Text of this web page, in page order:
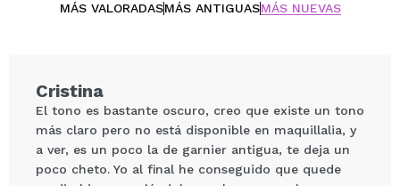
MÁS VALORADASMÁS ANTIGUASMÁS NUEVAS
Cristina
El tono es bastante oscuro, creo que existe un tono
más claro pero no está disponible en maquillalia, y
a ver, es un poco la de garnier antigua, te deja un
poco cheto. Yo al final he conseguido que quede